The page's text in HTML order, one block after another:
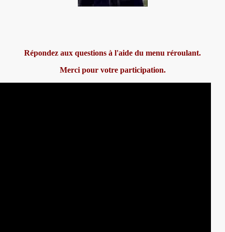
Répondez aux questions à l'aide du menu réroulant.
Merci pour votre participation.